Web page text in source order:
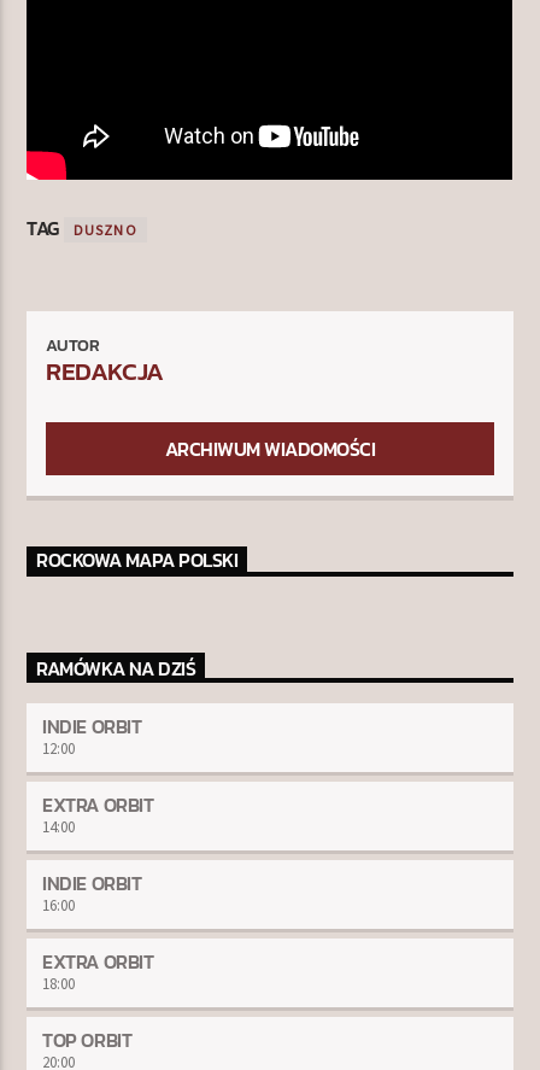
TAG DUSZNO
AUTOR
REDAKCJA
ARCHIWUM WIADOMOŚCI
ROCKOWA MAPA POLSKI
RAMÓWKA NA DZIŚ
INDIE ORBIT
12:00
EXTRA ORBIT
14:00
INDIE ORBIT
16:00
EXTRA ORBIT
18:00
TOP ORBIT
20:00